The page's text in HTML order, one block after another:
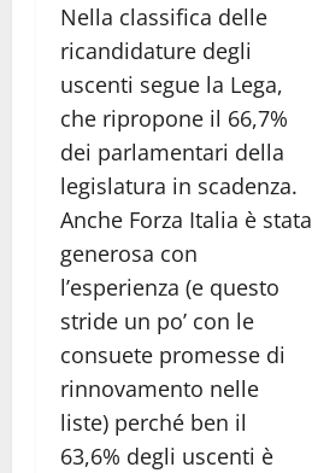
Nella classifica delle
ricandidature degli
uscenti segue la Lega,
che ripropone il 66,7%
dei parlamentari della
legislatura in scadenza.
Anche Forza Italia è stata
generosa con
l’esperienza (e questo
stride un po’ con le
consuete promesse di
rinnovamento nelle
liste) perché ben il
63,6% degli uscenti è